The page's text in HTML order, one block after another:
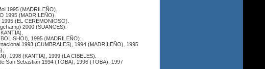
1995 (MADRILEÑO).
1995 (MADRILEÑO).
(EL CEREMONIOSO).
2000 (SUANCES).
1995 (MADRILEÑO).
1993 (CUMBRALES), 1994 (MADRILEÑO), 1995
1998 (KANTIA), 1999 (LA CIBELES).
San Sebastián 1994 (TOBA), 1996 (TOBA), 1997